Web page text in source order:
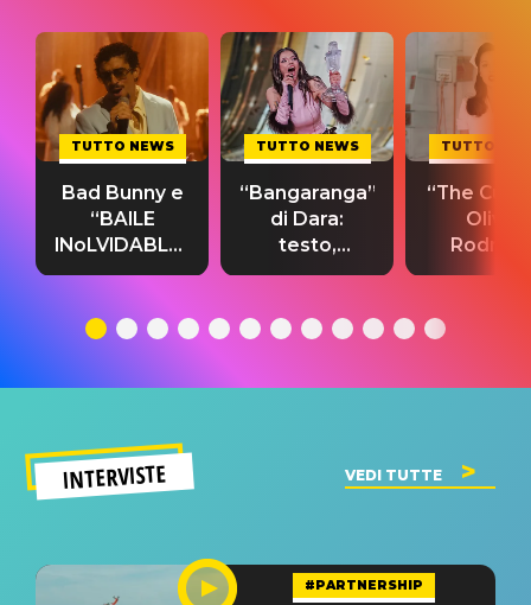
TUTTO NEWS
Bad Bunny e
“BAILE
INoLVIDABLE”:
testo,
significato
TUTTO NEWS
“Bangaranga”
di Dara:
testo,
traduzione e
del singolo
TUTTO
“The
Olivia
testo,
INTERVISTE VEDI TUTTE
#PARTNERSHIP